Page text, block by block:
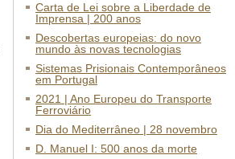
Carta de Lei sobre a Liberdade de
Imprensa | 200 anos
Descobertas europeias: do novo
mundo às novas tecnologias
Sistemas Prisionais Contemporâneos
em Portugal
2021 | Ano Europeu do Transporte
Ferroviário
Dia do Mediterrâneo | 28 novembro
D. Manuel I: 500 anos da morte